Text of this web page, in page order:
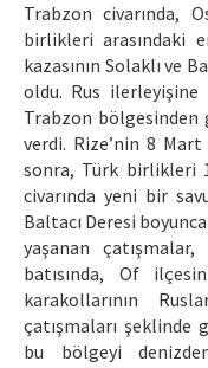
Trabzon civarında,
birlikleri arasındaki
kazasının Solaklı ve
oldu. Rus
Trabzon
verdi. Rize’nin 8 Mart
sonra, Türk birlikleri
civarında yeni bir
Baltacı Deresi
yaşanan
batısında, Of
karakollarının
çatışmaları şeklinde
bu bölgeyi